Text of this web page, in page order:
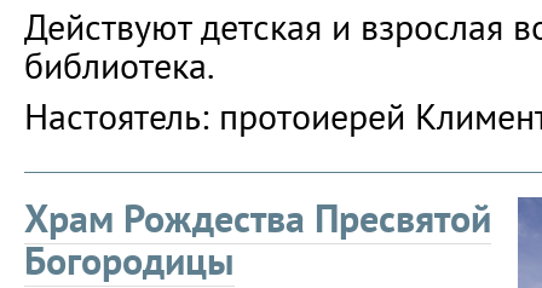
Действуют детская и взрослая
библиотека.
Настоятель: протоиерей
Храм Рождества Пресвятой
Богородицы